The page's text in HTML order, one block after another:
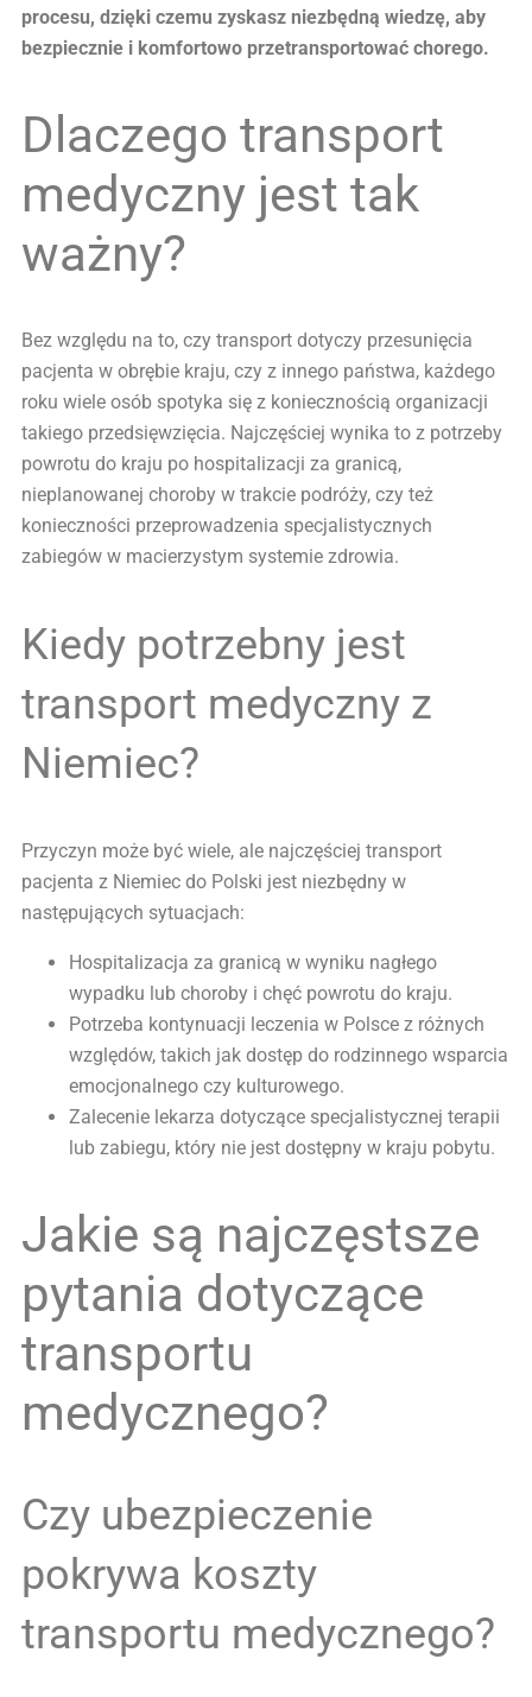
procesu, dzięki czemu zyskasz niezbędną wiedzę, aby
bezpiecznie i komfortowo przetransportować chorego.
Dlaczego transport
medyczny jest tak
ważny?
Bez względu na to, czy transport dotyczy przesunięcia
pacjenta w obrębie kraju, czy z innego państwa, każdego
roku wiele osób spotyka się z koniecznością organizacji
takiego przedsięwzięcia. Najczęściej wynika to z potrzeby
powrotu do kraju po hospitalizacji za granicą,
nieplanowanej choroby w trakcie podróży, czy też
konieczności przeprowadzenia specjalistycznych
zabiegów w macierzystym systemie zdrowia.
Kiedy potrzebny jest
transport medyczny z
Niemiec?
Przyczyn może być wiele, ale najczęściej transport
pacjenta z Niemiec do Polski jest niezbędny w
następujących sytuacjach:
Hospitalizacja za granicą w wyniku nagłego
wypadku lub choroby i chęć powrotu do kraju.
Potrzeba kontynuacji leczenia w Polsce z różnych
względów, takich jak dostęp do rodzinnego wsparcia
emocjonalnego czy kulturowego.
Zalecenie lekarza dotyczące specjalistycznej terapii
lub zabiegu, który nie jest dostępny w kraju pobytu.
Jakie są najczęstsze
pytania dotyczące
transportu
medycznego?
Czy ubezpieczenie
pokrywa koszty
transportu medycznego?